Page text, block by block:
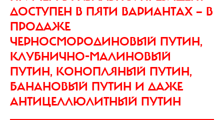
ДОСТУПЕН В ПЯТИ ВАРИАНТАХ — В
ПРОДАЖЕ
ЧЕРНОСМОРОДИНОВЫЙ ПУТИН,
КЛУБНИЧНО-МАЛИНОВЫЙ
ПУТИН, КОНОПЛЯНЫЙ ПУТИН,
БАНАНОВЫЙ ПУТИН И ДАЖЕ
АНТИЦЕЛЛЮЛИТНЫЙ ПУТИН